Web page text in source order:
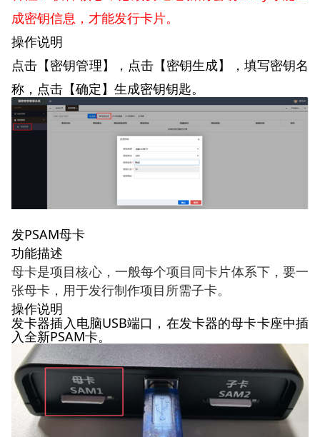
成密钥信息，才能发行卡片。
操作说明
点击【密钥管理】，点击【密钥生成】，填写密钥名
称，点击【确定】生成密钥钥匙。
发PSAM母卡
功能描述
母卡是项目核心，一般每个项目同卡片体系下，要一
张母卡，用于发行制作项目所需子卡。
操作说明
发卡器插入电脑USB端口，在发卡器的母卡卡座中插
入全新PSAM卡。